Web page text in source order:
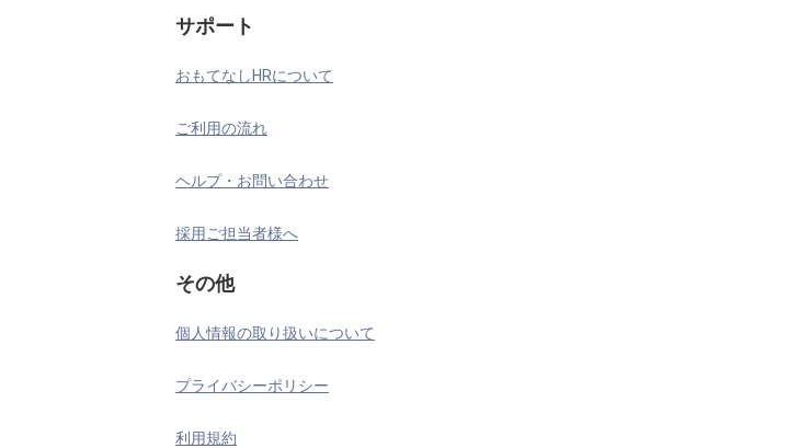
サポート
おもてなしHRについて
ご利用の流れ
ヘルプ・お問い合わせ
採用ご担当者様へ
その他
個人情報の取り扱いについて
プライバシーポリシー
利用規約